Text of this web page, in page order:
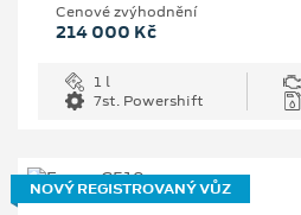
Cenové zvýhodnění
214 000 Kč
1 l
7st. Powershift
NOVÝ REGISTROVANÝ VŮZ